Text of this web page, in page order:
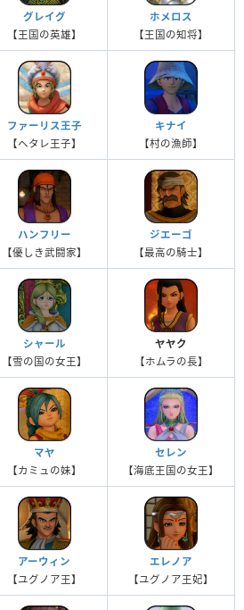
グレイグ
【王国の英雄】
ホメロス
【王国の知将】
ファーリス王子
【ヘタレ王子】
キナイ
【村の漁師】
ハンフリー
【優しき武闘家】
ジエーゴ
【最高の騎士】
シャール
【雪の国の女王】
ヤヤク
【ホムラの長】
マヤ
【カミュの妹】
セレン
【海底王国の女王】
アーウィン
【ユグノア王】
エレノア
【ユグノア王妃】